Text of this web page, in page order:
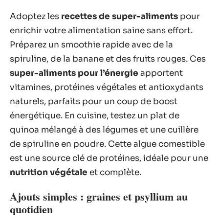
Adoptez les recettes de super-aliments pour
enrichir votre alimentation saine sans effort.
Préparez un smoothie rapide avec de la
spiruline, de la banane et des fruits rouges. Ces
super-aliments pour l’énergie apportent
vitamines, protéines végétales et antioxydants
naturels, parfaits pour un coup de boost
énergétique. En cuisine, testez un plat de
quinoa mélangé à des légumes et une cuillère
de spiruline en poudre. Cette algue comestible
est une source clé de protéines, idéale pour une
nutrition végétale et complète.
Ajouts simples : graines et psyllium au
quotidien